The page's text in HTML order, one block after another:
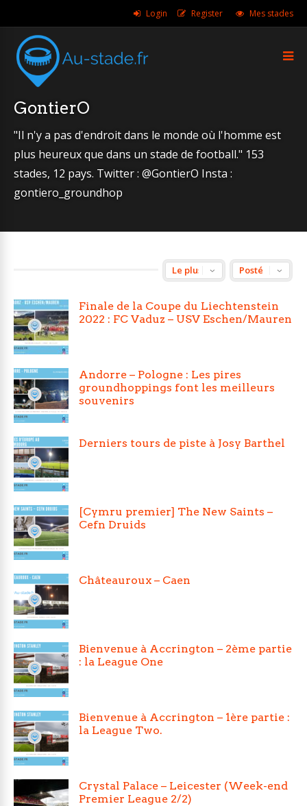
Login Register Mes stades
GontierO
"Il n'y a pas d'endroit dans le monde où l'homme est
plus heureux que dans un stade de football." 153
stades, 12 pays. Twitter : @GontierO Insta :
gontiero_groundhop
Finale de la Coupe du Liechtenstein
2022 : FC Vaduz – USV Eschen/Mauren
Andorre – Pologne : Les pires
groundhoppings font les meilleurs
souvenirs
Derniers tours de piste à Josy Barthel
[Cymru premier] The New Saints –
Cefn Druids
Châteauroux – Caen
Bienvenue à Accrington – 2ème partie
: la League One
Bienvenue à Accrington – 1ère partie :
la League Two.
Crystal Palace – Leicester (Week-end
Premier League 2/2)